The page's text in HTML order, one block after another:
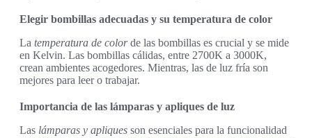
Elegir bombillas adecuadas y su temperatura de color
La temperatura de colorde las bombillas es crucial y se mide
en Kelvin. Las bombillas cálidas, entre 2700K a 3000K,
crean ambientes acogedores. Mientras, las de luz fría son
mejores para leer o trabajar.
Importancia de las lámparas y apliques de luz
Las lámparas y apliques son esenciales para la funcionalidad